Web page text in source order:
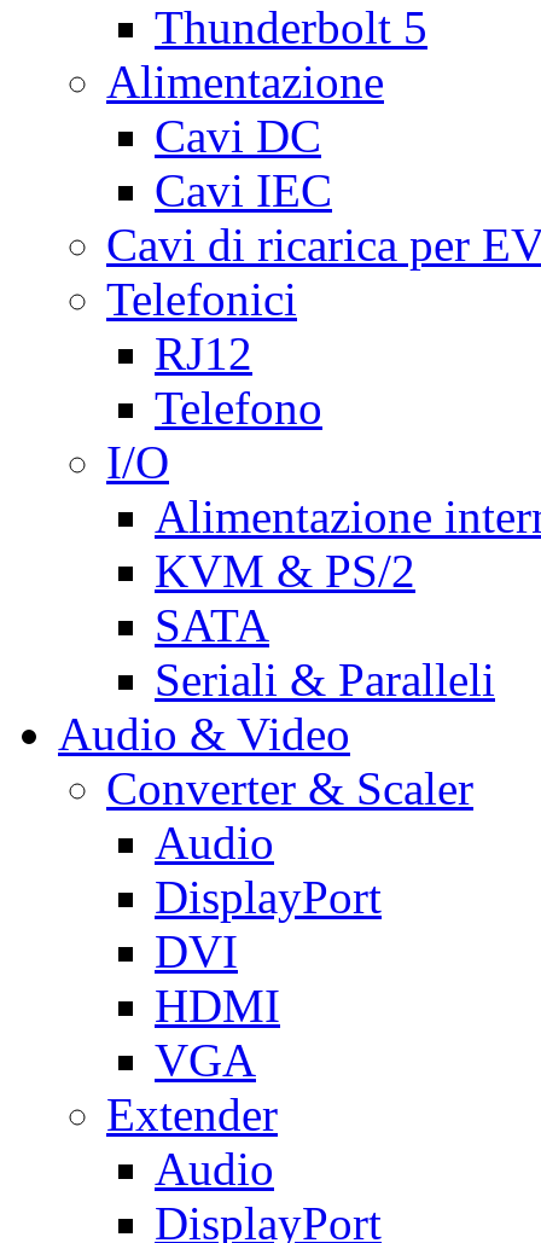
Thunderbolt 5
Alimentazione
Cavi DC
Cavi IEC
Cavi di ricarica per
Telefonici
RJ12
Telefono
I/O
Alimentazione
KVM & PS/2
SATA
Seriali & Paralleli
Audio & Video
Converter & Scaler
Audio
DisplayPort
DVI
HDMI
VGA
Extender
Audio
DisplayPort